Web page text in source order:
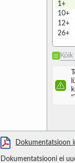
1+
10+
12+
26+
Dokumentatsioon
Dokumentatsiooni ei